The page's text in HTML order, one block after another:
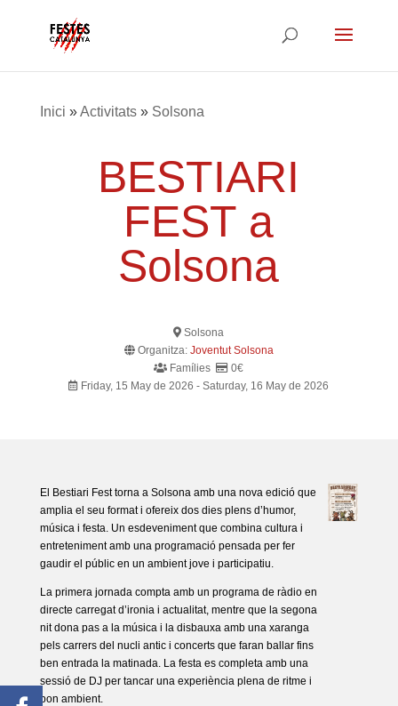
Inici »Activitats» Solsona
BESTIARI
FEST a
Solsona
Solsona
Organitza: Joventut Solsona
Famílies
0€
Friday, 15 May de 2026 - Saturday, 16 May de 2026
El Bestiari Fest torna a Solsona amb una nova edició que
amplia el seu format i ofereix dos dies plens d’humor,
música i festa. Un esdeveniment que combina cultura i
entreteniment amb una programació pensada per fer
gaudir el públic en un ambient jove i participatiu.
La primera jornada compta amb un programa de ràdio en
directe carregat d’ironia i actualitat, mentre que la segona
nit dona pas a la música i la disbauxa amb una xaranga
pels carrers del nucli antic i concerts que faran ballar fins
ben entrada la matinada. La festa es completa amb una
sessió de DJ per tancar una experiència plena de ritme i
bon ambient.